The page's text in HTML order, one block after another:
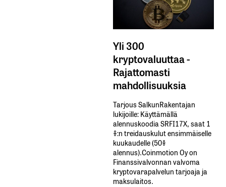
Yli 300
kryptovaluuttaa -
Rajattomasti
mahdollisuuksia
Tarjous SalkunRakentajan
lukijoille: Käyttämällä​ ​
alennuskoodia​ ​SRFI17X,​ ​saat​ ​1
%:n treidauskulut​ ​ensimmäiselle​ ​
kuukaudelle​ ​(50%​ ​
alennus).Coinmotion Oy on
Finanssivalvonnan valvoma
kryptovarapalvelun tarjoaja ja
maksulaitos.